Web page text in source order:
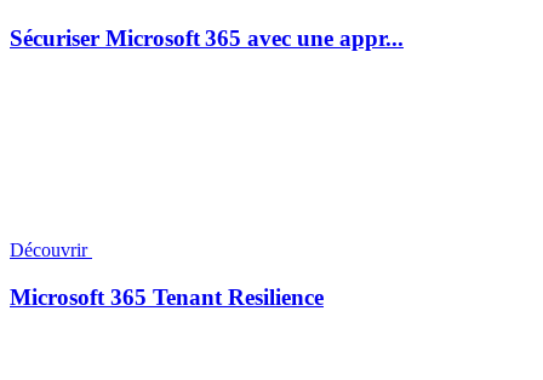
Sécuriser Microsoft 365 avec une appr...
Découvrir
Microsoft 365 Tenant Resilience